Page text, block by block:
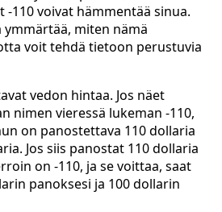
110 voivat hämmentää sinua.
miten nämä
voit tehdä tietoon perustuvia
vedon hintaa. Jos näet
nimen vieressä lukeman -110,
on panostettava 110 dollaria
Jos siis panostat 110 dollaria
on -110, ja se voittaa, saat
panoksesi ja 100 dollarin